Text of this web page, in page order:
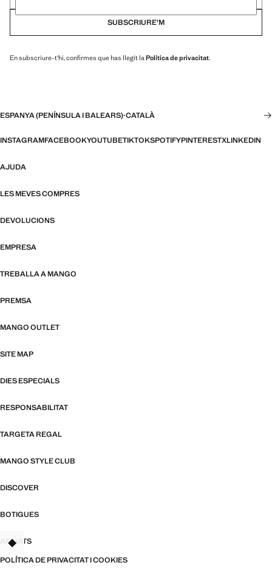
SUBSCRIURE'M
En subscriure-t'hi, confirmes que has llegit la Política de privacitat.
ESPANYA (PENÍNSULA I BALEARS)·CATALÀ
INSTAGRAMFACEBOOKYOUTUBETIKTOKSPOTIFYPINTERESTXLINKEDIN
AJUDA
LES MEVES COMPRES
DEVOLUCIONS
EMPRESA
TREBALLA A MANGO
PREMSA
MANGO OUTLET
SITE MAP
DIES ESPECIALS
RESPONSABILITAT
TARGETA REGAL
MANGO STYLE CLUB
DISCOVER
BOTIGUES
AFILIATS
POLÍTICA DE PRIVACITAT I COOKIES